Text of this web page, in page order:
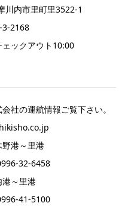
川内市里町里3522-1
3-2168
ックアウト10:00
社の運航情報ご覧下さい。
港～里港
32-6458
～里港
41-5100